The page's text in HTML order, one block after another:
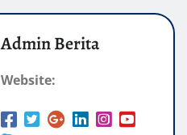
Admin Berita
Website: